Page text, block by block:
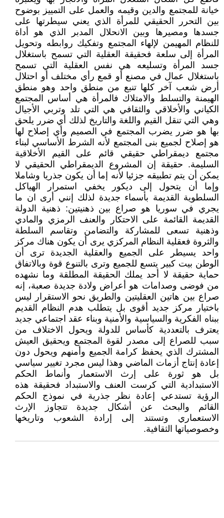
خيانة للمجتمع والدين وقيمه والعمل على التمييز بوضوح
بين التحرر الحقيقي للمرأة الذي يعني سيطرتها على
جسدها ومصيرها وبين الانحلال المدبر الذي هو أداة
للنظام المهيمن لإلهاء المجتمع وتفكيك روابطه وتحويل
المرأة إلى سلعة فحقيقة العقلية التي تسمح باستغلال
جسد المرأة وتسليعه هي نفس العقلية التي تسمح
باستغلال عمال في مصنع أو قمع رأي مختلف أو احتلال
أرض شعب آخر كلها تنبع من منطق واحد وهو منطق
الهيمنة والتسلط والامتلاك فالمرأة هي أساس المجتمع
الكياني والأخلاقي والثقافي هي التي تلد وتربي الأجيال
وهي التي تنقل القيم واللغة والتاريخ لذلك أي ضرر يلحق
بها هو ضرر يضرب المجتمع في الصميم وأي إصلاح لها
هو إصلاح لجميع بنى المجتمع لأنه الشرط الأساسي لبناء
مجتمع ديمقراطي حقيقي قائم على القيم الأخلاقية
السليمة. حقيقة إن المشروع الديمقراطي الحقيقي لا
يمكن أن يتم تطبيقه جزئيا لأنه إما أن يكون جذريا وشاملا
وإما أن يتحول إلى ديكور يخفي استمرار الهياكل
السلطوية القديمة بأسماء جديدة لذلك إنني أرى ان ما
يجري في سوريا هو صراع بين ذهنيتين: ذهنية الدولة
القديمة القائمة على الاحتكار والعنف الرمزي والمادي
وذهنية تسعى للمشاركة والتضامن وتقاسم السلطة
والثروة فعقلية النظام المركزي يرى أن يكون هناك مركز
واحد يسيطر على الجميع والعقلية الجديدة ترى أن
الوطن بيت كبير يتسع للجميع وترى بالتنوع قوة وبالاتفاق
حماية حقيقة لا أحد يملك الحقيقة المطلقة وما نشهده
من فوضى وصدامات هو أعراض ولادة جديدة صعبة، إنه
صراع بين هاتين العقليتين والطريق نحو الاستقرار ليس
باختيار مركز جديد أقوى بل يتطلب هدم النظام القديم
ببناه الفكرية والسياسية والأمنية وبناء عقد اجتماعي جديد
يعترف بالتعددية كأساس للدولة ويحول الاختلاف من
سبب للصراع إلى مصدر لقوة المجتمع ويحقيق العيش
المشترك الذي يحفظ كرامة الجميع وأمنهم ويحول دون
إعادة إنتاج أزمات الماضي وهذا ليس مجرد تغيير سياسي
بل هو ثورة على إرث الاستعمار وأنماط الحكم
الاستبدادية التي كرست العنف والاستبداد فحقيقة هذه
الرؤية تستدعي إعادة نظر جذرية في نموذج الحكم
القائم والبحث عن أشكال جديدة تتجاوز الإرث
الاستعماري وتستند إلى إرادة الشعوب وتاريخها
وخصوصياتها الثقافية.